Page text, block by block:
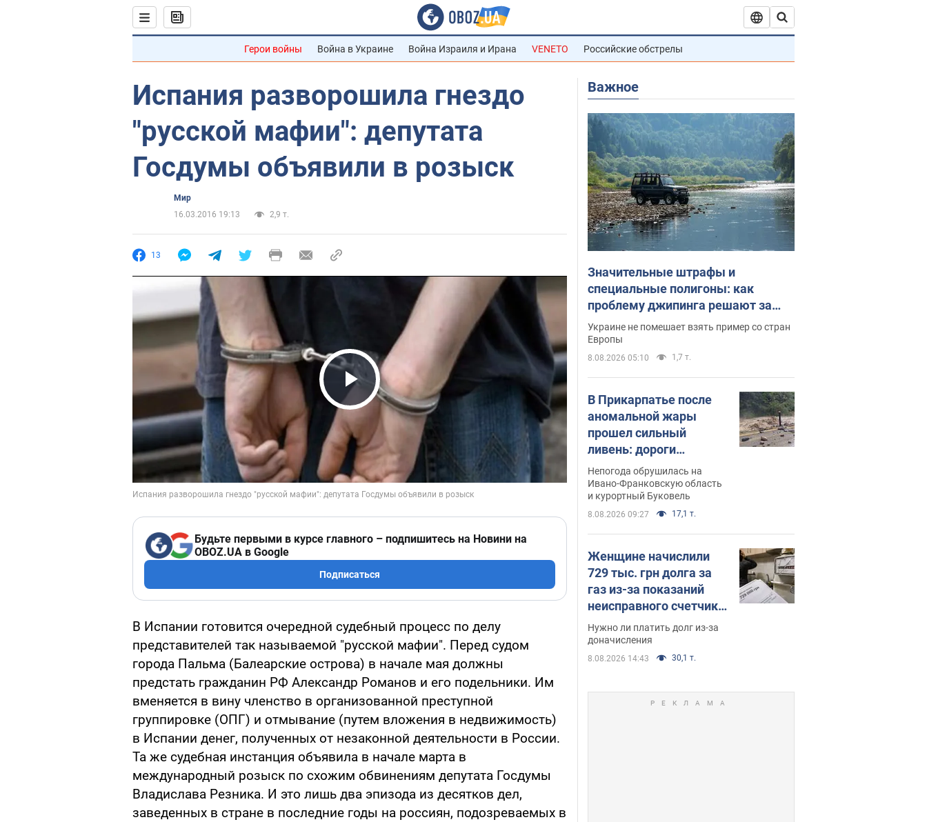
Герои войны Война в Украине Война Израиля и Ирана VENETO Российские обстрелы
Испания разворошила гнездо
"русской мафии": депутата
Госдумы объявили в розыск
Мир
16.03.2016 19:13
2,9 т.
13
Play Video
Будьте первыми в курсе главного – подпишитесь на Новини на
OBOZ.UA в Google
Подписаться
В Испании готовится очередной судебный процесс по делу
представителей так называемой "русской мафии". Перед судом
города Пальма (Балеарские острова) в начале мая должны
предстать гражданин РФ Александр Романов и его подельники. Им
вменяется в вину членство в организованной преступной
группировке (ОПГ) и отмывание (путем вложения в недвижимость)
в Испании денег, полученных от незаконной деятельности в России.
Та же судебная инстанция объявила в начале марта в
международный розыск по схожим обвинениям депутата Госдумы
Владислава Резника. И это лишь два эпизода из десятков дел,
заведенных в стране в последние годы на россиян, подозреваемых в
Важное
Значительные штрафы и
специальные полигоны: как
проблему джипинга решают за
границей
Украине не помешает взять пример со стран
Европы
8.08.2026 05:10 1,7 т.
В Прикарпатье после
аномальной жары
прошел сильный
ливень: дороги
превратились в реки.
Видео
Непогода обрушилась на
Ивано-Франковскую область
и курортный Буковель
8.08.2026 09:27 17,1 т.
Женщине начислили
729 тыс. грн долга за
газ из-за показаний
неисправного счетчика:
судья вынес
неожиданное решение
Нужно ли платить долг из-за
доначисления
8.08.2026 14:43 30,1 т.